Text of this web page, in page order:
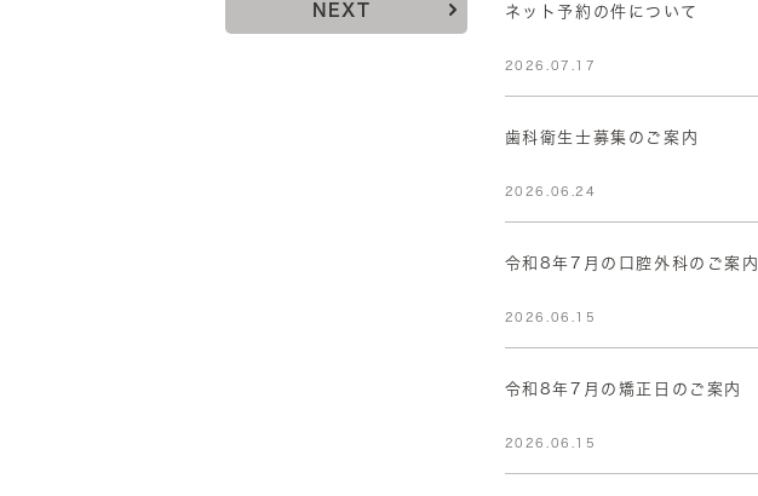
NEXT ネット予約の件について
2026.07.17
歯科衛生士募集のご案内
2026.06.24
令和8年7月の口腔外科のご案内
2026.06.15
令和8年7月の矯正日のご案内
2026.06.15